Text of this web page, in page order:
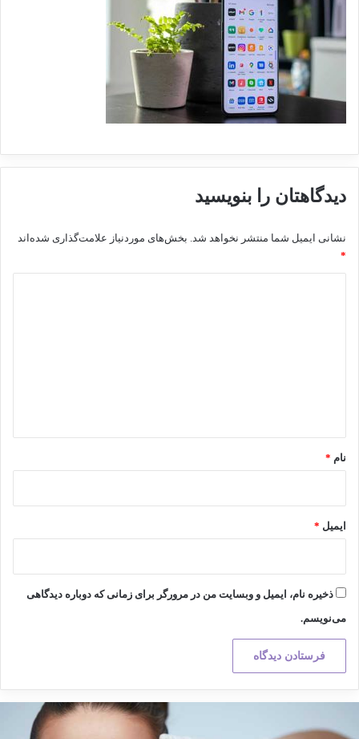
دیدگاهتان را بنویسید
نشانی ایمیل شما منتشر نخواهد شد. بخش‌های موردنیاز علامت‌گذاری شده‌اند
*
نام *
ایمیل *
ذخیره نام، ایمیل و وبسایت من در مرورگر برای زمانی که دوباره دیدگاهی
می‌نویسم.